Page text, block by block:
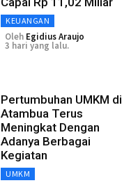
KEUANGAN
Oleh Egidius Araujo
3 hari yang lalu.
Pertumbuhan UMKM di
Atambua Terus
Meningkat Dengan
Adanya Berbagai
Kegiatan
UMKM